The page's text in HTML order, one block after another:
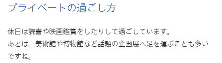
プライベートの過ごし方
休日は読書や映画鑑賞をしたりして過ごしています。
あとは、美術館や博物館など話題の企画展へ足を運ぶことも多い
ですね。